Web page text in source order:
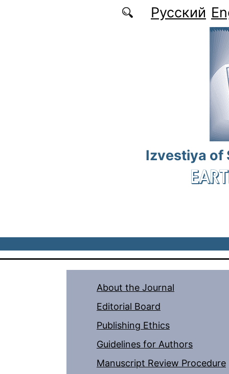
Русский
Izvestiya of
About the Journal
Editorial Board
Publishing Ethics
Guidelines for Authors
Manuscript Review Procedure